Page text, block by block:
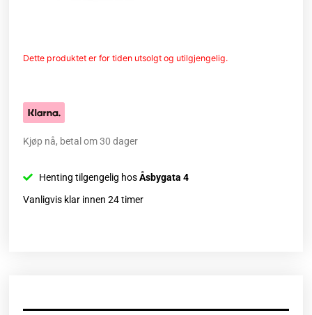
Dette produktet er for tiden utsolgt og utilgjengelig.
Kjøp nå, betal om 30 dager
Henting tilgengelig hosÅsbygata 4
Vanligvis klar innen 24 timer